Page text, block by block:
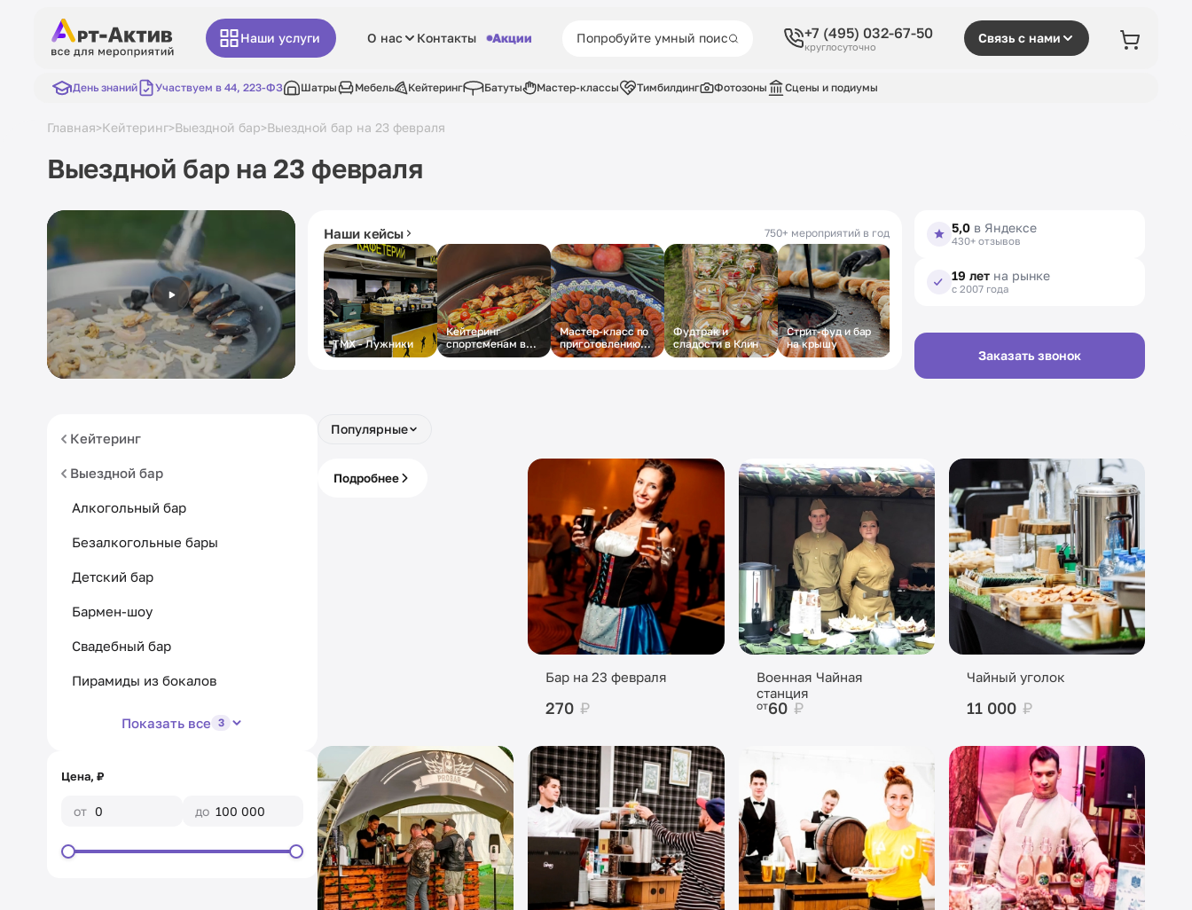
Наши услуги О нас Контакты Акции +7 (495) 032-67-50
круглосуточно
Связь с нами
День знаний Участвуем в 44, 223-ФЗ Шатры Мебель Кейтеринг Батуты Мастер-классы Тимбилдинг Фотозоны Сцены и подиумы
Главная>Кейтеринг>Выездной бар>Выездной бар на 23 февраля
Выездной бар на 23 февраля
Наши кейсы 750+ мероприятий в год
ТМХ - Лужники
Кейтеринг
спортсменам в
Лужниках
Мастер-класс по
приготовлению
плова
Фудтрак и
сладости в Клин
Стрит-фуд и бар
на крышу
Фуршет на
открытие
выставки в музее
5,0 в Яндексе
430+ отзывов
19 лет на рынке
с 2007 года
Заказать звонок
Кейтеринг
Выездной бар
Алкогольный бар
Безалкогольные бары
Детский бар
Бармен-шоу
Свадебный бар
Пирамиды из бокалов
Показать все 3
Цена, ₽
от до
Популярные
Питание с
Подробнее
Бар на 23 февраля
270 ₽
Военная Чайная
станция
от60 ₽
Чайный уголок
11 000 ₽